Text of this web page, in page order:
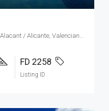
la Xara, Dénia, la Marina Alta, Alacant / Alicante, Valencian Community, 03709, Spain
FD 2258
Listing ID